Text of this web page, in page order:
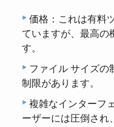
価格：これは有料
ていますが、最高の
す。
ファイル サイズの
制限があります。
複雑なインターフ
ーザーには圧倒され